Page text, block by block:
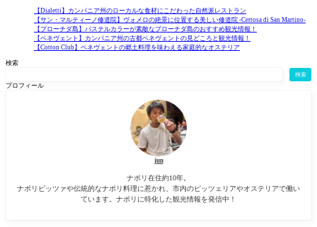
【Dialetti】カンパニア州のローカルな食材にこだわった自然派レストラン
【サン・マルティーノ修道院】ヴォメロの絶景に位置する美しい修道院 -Certosa di San Martino-
【プローチダ島】パステルカラーが素敵なプローチダ島のおすすめ観光情報！
【ベネヴェント】カンパニア州の古都ベネヴェントの見どころと観光情報！
【Cotton Club】ベネヴェントの郷土料理を味わえる家庭的なオステリア
検索
検索
プロフィール
jun
ナポリ在住約10年。
ナポリピッツァや伝統的なナポリ料理に惹かれ、市内のピッツェリアやオステリアで働い
ています。ナポリに特化した観光情報を発信中！
のクレジ
ットカー
ド
トカード
決済の普
及が進ん
でおり、
決済をす
リア
先のオー
テリア、
ラ・ペト